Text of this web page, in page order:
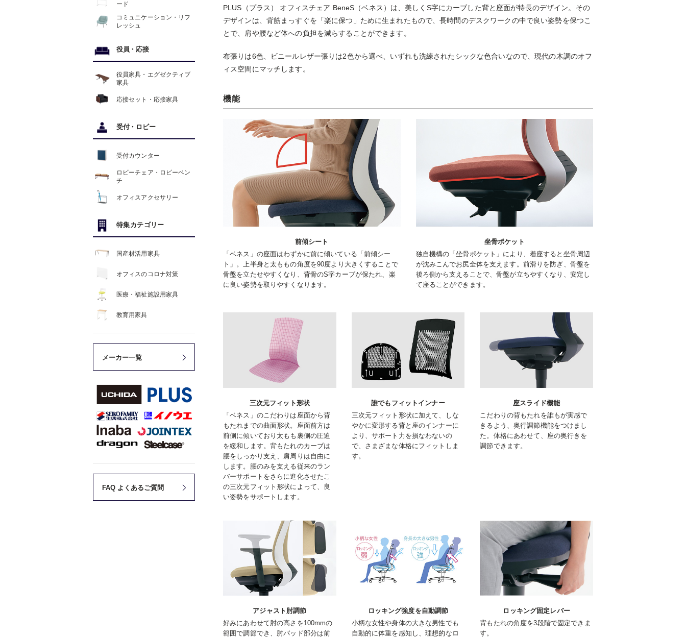
PLUS（プラス） オフィスチェア BeneS（ベネス）は、美しくS字にカーブした背と座面が特長のデザイン。その
デザインは、背筋まっすぐを「楽に保つ」ために生まれたもので、長時間のデスクワークの中で良い姿勢を保つこ
とで、肩や腰など体への負担を減らすることができます。
布張りは6色、ビニールレザー張りは2色から選べ、いずれも洗練されたシックな色合いなので、現代の木調のオフ
ィス空間にマッチします。
機能
前傾シート
「ベネス」の座面はわずかに前に傾いている「前傾シー
ト」。上半身と太ももの角度を90度より大きくすることで
骨盤を立たせやすくなり、背骨のS字カーブが保たれ、楽
に良い姿勢を取りやすくなります。
坐骨ポケット
独自機構の「坐骨ポケット」により、着座すると坐骨周辺
が沈みこんでお尻全体を支えます。前滑りを防ぎ、骨盤を
後ろ側から支えることで、骨盤が立ちやすくなり、安定し
て座ることができます。
三次元フィット形状
「ベネス」のこだわりは座面から背
もたれまでの曲面形状。座面前方は
前側に傾いており太もも裏側の圧迫
を緩和します。背もたれのカーブは
腰をしっかり支え、肩周りは自由に
します。腰のみを支える従来のラン
バーサポートをさらに進化させたこ
の三次元フィット形状によって、良
い姿勢をサポートします。
誰でもフィットインナー
三次元フィット形状に加えて、しな
やかに変形する背と座のインナーに
より、サポート力を損なわないの
で、さまざまな体格にフィットしま
す。
座スライド機能
こだわりの背もたれを誰もが実感で
きるよう、奥行調節機能をつけまし
た。体格にあわせて、座の奥行きを
調節できます。
アジャスト肘調節
好みにあわせて肘の高さを100mmの
範囲で調節でき、肘パッド部分は前
ロッキング強度を自動調節
小柄な女性や身体の大きな男性でも
自動的に体重を感知し、理想的なロ
ロッキング固定レバー
背もたれの角度を3段階で固定できま
す。
ード
コミュニケーション・リフ
レッシュ
役員 ・応接
役員家具・エグゼクティブ
家具
応接セット・応接家具
受付・ ロビー
受付カウンター
ロビーチェア・ロビーベン
チ
オフィスアクセサリー
特集カテゴリー
国産材活用家具
オフィスのコロナ対策
医療・福祉施設用家具
教育用家具
メーカー一覧
FAQ よくあるご質問